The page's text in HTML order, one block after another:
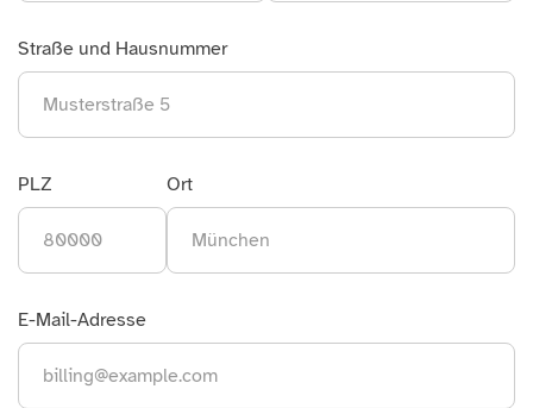
Straße und Hausnummer
PLZ Ort
E-Mail-Adresse